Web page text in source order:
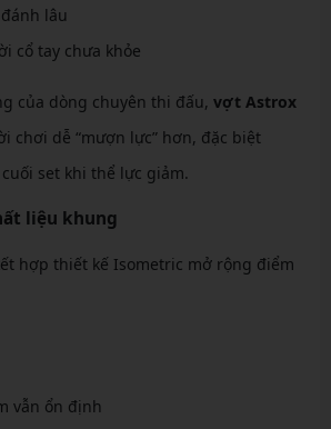
lâu
cổ tay chưa khỏe
của dòng chuyên thi đấu, vợt Astrox
chơi dễ “mượn lực” hơn, đặc biệt
set khi thể lực giảm.
liệu khung
hợp thiết kế Isometric mở rộng điểm
vẫn ổn định